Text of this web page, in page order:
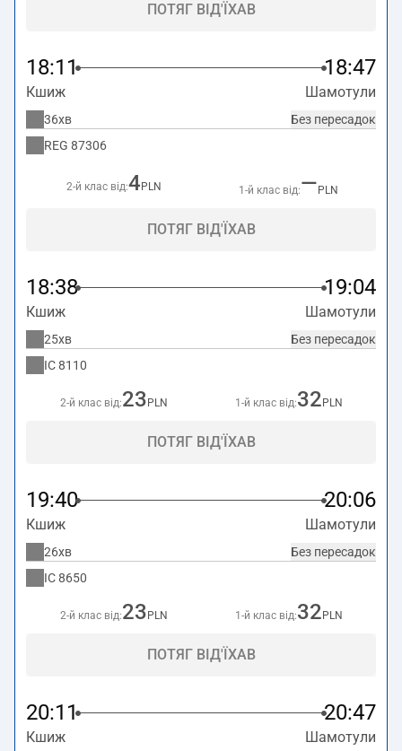
ПОТЯГ ВІД'ЇХАВ
18:11 18:47
Кшиж Шамотули
Без пересадок
36хв
REG 87306
2-й клас від:4 PLN 1-й клас від:— PLN
ПОТЯГ ВІД'ЇХАВ
18:38 19:04
Кшиж Шамотули
Без пересадок
25хв
IC8110
2-й клас від:23 PLN 1-й клас від:32 PLN
ПОТЯГ ВІД'ЇХАВ
19:40 20:06
Кшиж Шамотули
Без пересадок
26хв
IC8650
2-й клас від:23 PLN 1-й клас від:32 PLN
ПОТЯГ ВІД'ЇХАВ
20:11 20:47
Кшиж Шамотули